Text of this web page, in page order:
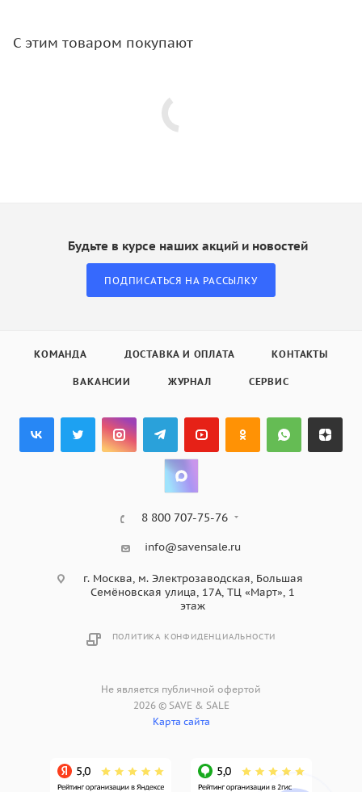
С этим товаром покупают
Будьте в курсе наших акций и новостей
ПОДПИСАТЬСЯ НА РАССЫЛКУ
КОМАНДА ДОСТАВКА И ОПЛАТА КОНТАКТЫ
ВАКАНСИИ ЖУРНАЛ СЕРВИС
8 800 707-75-76
info@savensale.ru
г. Москва, м. Электрозаводская, Большая
Семёновская улица, 17А, ТЦ «Март», 1
этаж
ПОЛИТИКА КОНФИДЕНЦИАЛЬНОСТИ
Не является публичной офертой
2026 © SAVE & SALE
Карта сайта